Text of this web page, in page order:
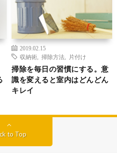
2019.02.15
収納術
掃除方法 片付け
掃除を毎日の習慣にする。意
識を変えると室内はどんどん
キレイ
to Top